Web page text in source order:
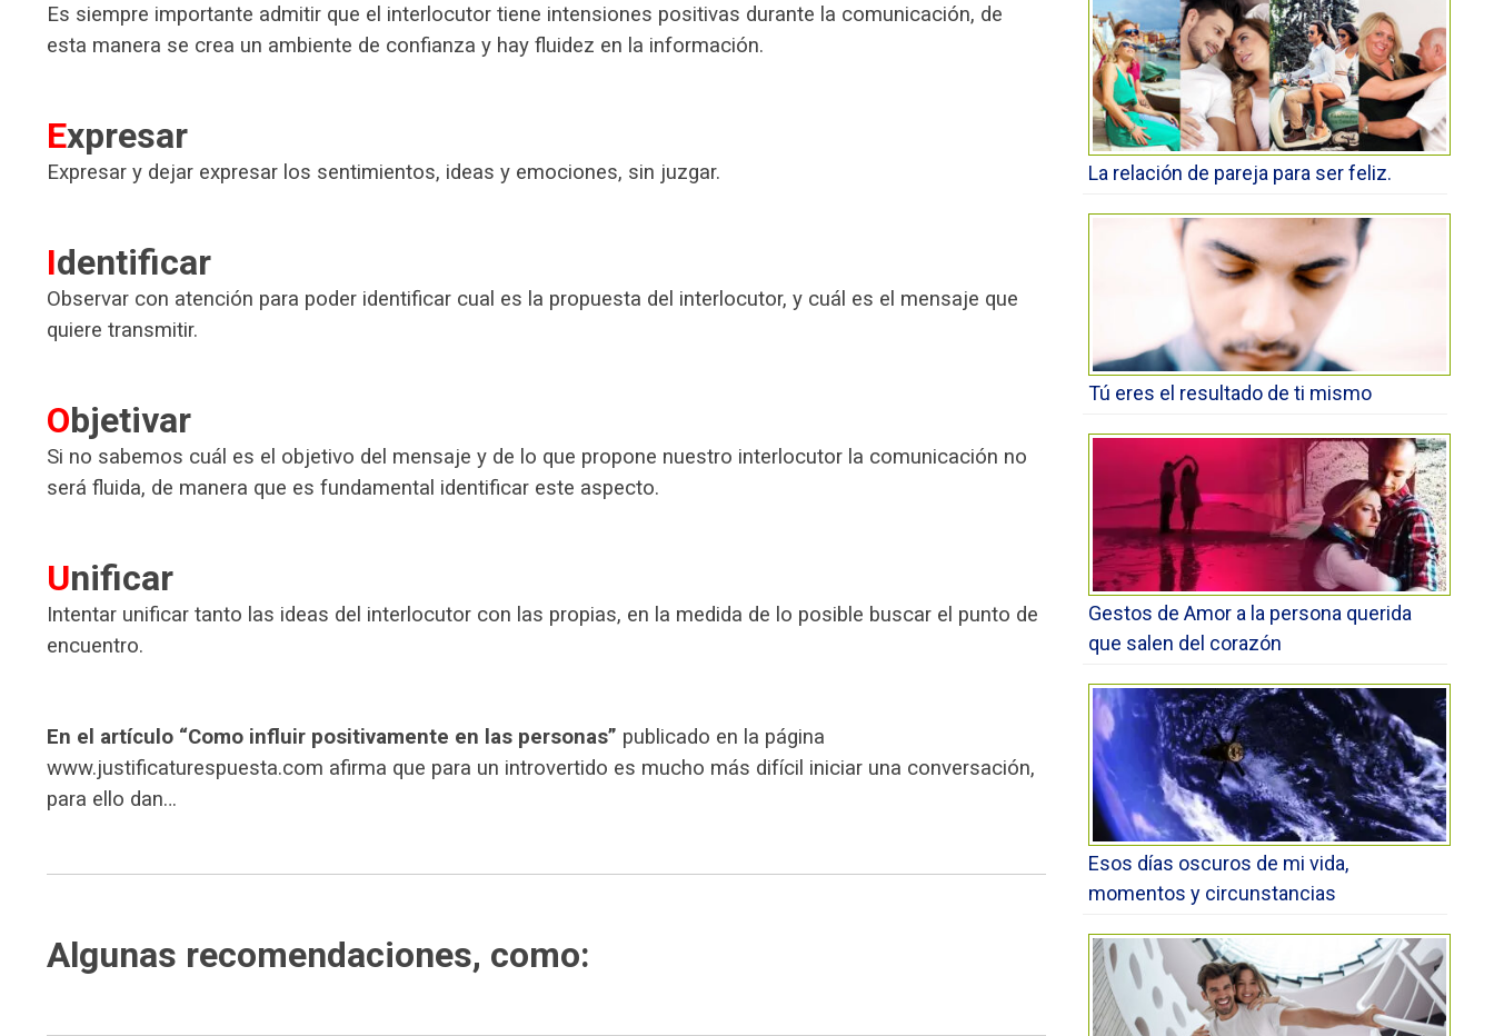
Es siempre importante admitir que el interlocutor tiene intensiones positivas durante la comunicación, de
esta manera se crea un ambiente de confianza y hay fluidez en la información.
Expresar
Expresar y dejar expresar los sentimientos, ideas y emociones, sin juzgar.
Identificar
Observar con atención para poder identificar cual es la propuesta del interlocutor, y cuál es el mensaje que
quiere transmitir.
Objetivar
Si no sabemos cuál es el objetivo del mensaje y de lo que propone nuestro interlocutor la comunicación no
será fluida, de manera que es fundamental identificar este aspecto.
Unificar
Intentar unificar tanto las ideas del interlocutor con las propias, en la medida de lo posible buscar el punto de
encuentro.
En el artículo “Como influir positivamente en las personas” publicado en la página
www.justificaturespuesta.com afirma que para un introvertido es mucho más difícil iniciar una conversación,
para ello dan…
Algunas recomendaciones, como:
La relación de pareja para ser feliz.
Tú eres el resultado de ti mismo
Gestos de Amor a la persona querida
que salen del corazón
Esos días oscuros de mi vida,
momentos y circunstancias